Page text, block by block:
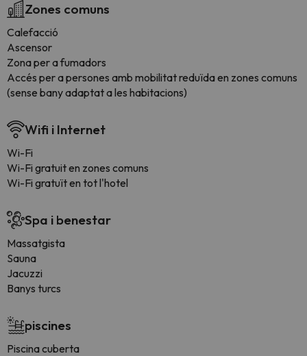
Zones comuns
Calefacció
Ascensor
Zona per a fumadors
Accés per a persones amb mobilitat reduïda en zones comuns
(sense bany adaptat a les habitacions)
Wifi i Internet
Wi-Fi
Wi-Fi gratuit en zones comuns
Wi-Fi gratuït en tot l'hotel
Spa i benestar
Massatgista
Sauna
Jacuzzi
Banys turcs
piscines
Piscina cuberta